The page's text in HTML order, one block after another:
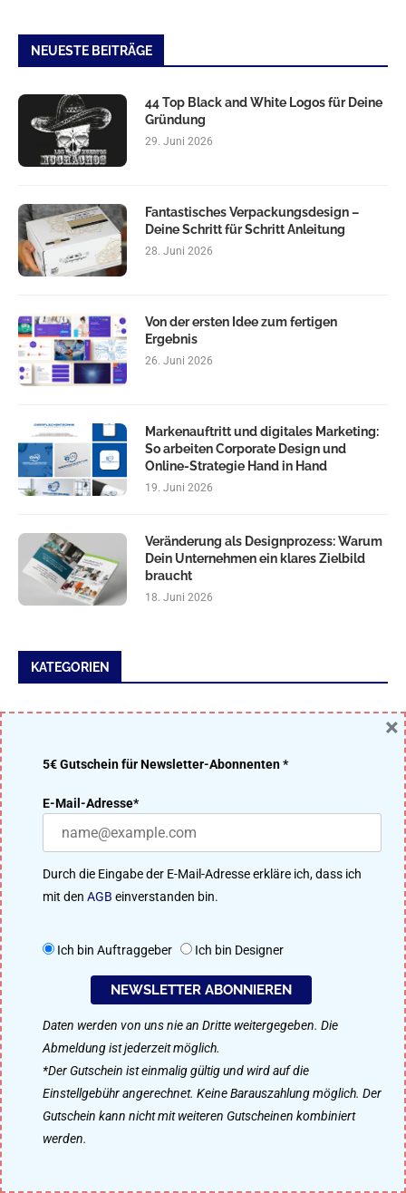
NEUESTE BEITRÄGE
44 Top Black and White Logos für Deine
Gründung
29. Juni 2026
Fantastisches Verpackungsdesign –
Deine Schritt für Schritt Anleitung
28. Juni 2026
Von der ersten Idee zum fertigen
Ergebnis
26. Juni 2026
Markenauftritt und digitales Marketing:
So arbeiten Corporate Design und
Online-Strategie Hand in Hand
19. Juni 2026
Veränderung als Designprozess: Warum
Dein Unternehmen ein klares Zielbild
braucht
18. Juni 2026
KATEGORIEN
Design Know How
Design-Galerien
Interviews
Tipps & Tricks
DESIGNENLASSEN ENTDECKEN
5€ Gutschein für Newsletter-Abonnenten *
E-Mail-Adresse*
Durch die Eingabe der E-Mail-Adresse erkläre ich, dass ich
mit den AGB einverstanden bin.
Ich bin Auftraggeber Ich bin Designer
NEWSLETTER ABONNIEREN
Daten werden von uns nie an Dritte weitergegeben. Die
Abmeldung ist jederzeit möglich.
*Der Gutschein ist einmalig gültig und wird auf die
Einstellgebühr angerechnet. Keine Barauszahlung möglich. Der
Gutschein kann nicht mit weiteren Gutscheinen kombiniert
werden.
×